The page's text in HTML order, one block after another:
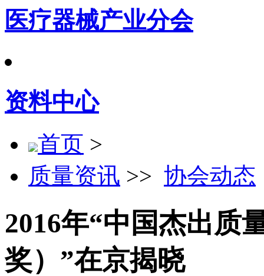
医疗器械产业分会
资料中心
首页 >
质量资讯 >> 协会动态
2016年“中国杰出质
奖）”在京揭晓